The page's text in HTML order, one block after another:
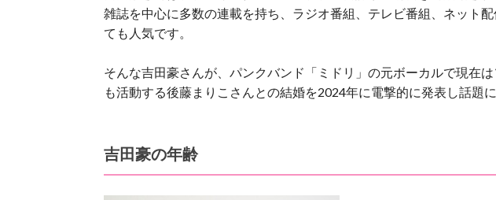
雑誌を中心に多数の連載を持ち、ラジオ番組、テレビ番組、ネット
ても人気です。
そんな吉田豪さんが、パンクバンド「ミドリ」の元ボーカルで現在
も活動する後藤まりこさんとの結婚を2024年に電撃的に発表し話題に
吉田豪の年齢